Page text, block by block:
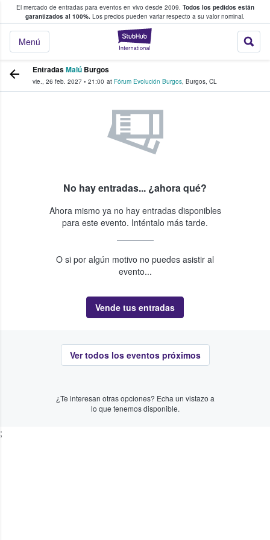
El mercado de entradas para eventos en vivo desde 2009. Todos los pedidos están
garantizados al 100%. Los precios pueden variar respecto a su valor nominal.
StubHub:
Menú
y venta de entradas entre fans
EntradasMalú Burgos
vie., 26 feb. 2027 • 21:00 at Fórum Evolución Burgos, Burgos, CL
No hay entradas... ¿ahora qué?
Ahora mismo ya no hay entradas disponibles
para este evento. Inténtalo más tarde.
O si por algún motivo no puedes asistir al
evento...
Vende tus entradas
Ver todos los eventos próximos
¿Te interesan otras opciones? Echa un vistazo a
lo que tenemos disponible.
;